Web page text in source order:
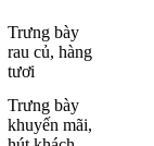
Trưng bày
rau củ, hàng
tươi
Trưng bày
khuyến mãi,